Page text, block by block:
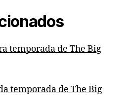
temporada de The Big
temporada de The Big